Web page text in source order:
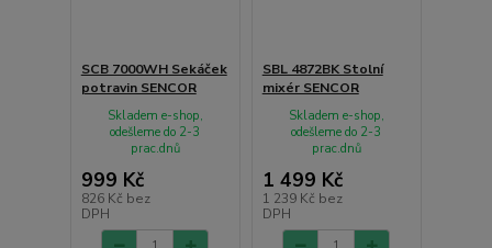
SCB 7000WH Sekáček
potravin SENCOR
999 Kč
826 Kč bez
DPH
Skladem e-shop,
odešleme do 2-3
prac.dnů
SBL 4872BK Stolní
mixér SENCOR
1 499 Kč
1 239 Kč bez
DPH
Skladem e-shop,
odešleme do 2-3
prac.dnů